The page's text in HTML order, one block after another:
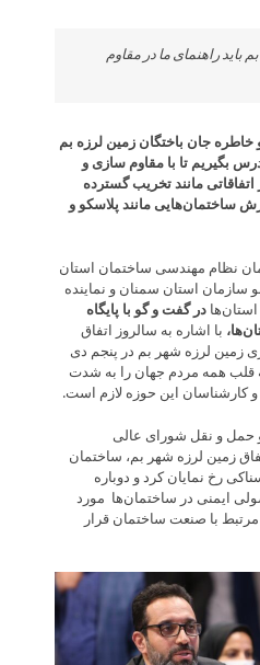
باید راهنمای ما در مقاوم
جان باختگان زمین لرزه بم
بگیریم تا با مقاوم سازی و
مانند تخریب گسترده
ساختمان‌هایی مانند پلاسکو و
نظام مهندسی ساختمان استان
استان سمنان و نماینده
در گفت و گو با پایگاه
، با اشاره به سالروز اتفاق
زمین لرزه شهر بم در پنجم دی
که قلب همه مردم جهان را به شدت
و کارشناسان این حوزه لازم است.
حمل و نقل شورای عالی
زمین لرزه شهر بم، ساختمان
رخ نمایان کرد و دوباره
ایمنی در ساختمان‌ها مورد
با صنعت ساختمان قرار